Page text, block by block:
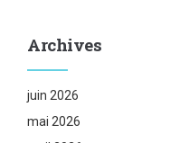
Archives
juin 2026
mai 2026